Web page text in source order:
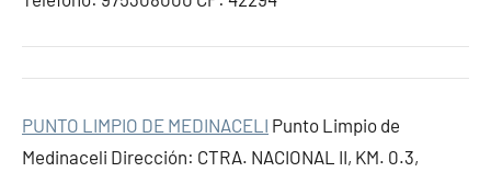
PUNTO LIMPIO DE MEDINACELI Punto Limpio de
Medinaceli Dirección: CTRA. NACIONAL II, KM. 0.3,